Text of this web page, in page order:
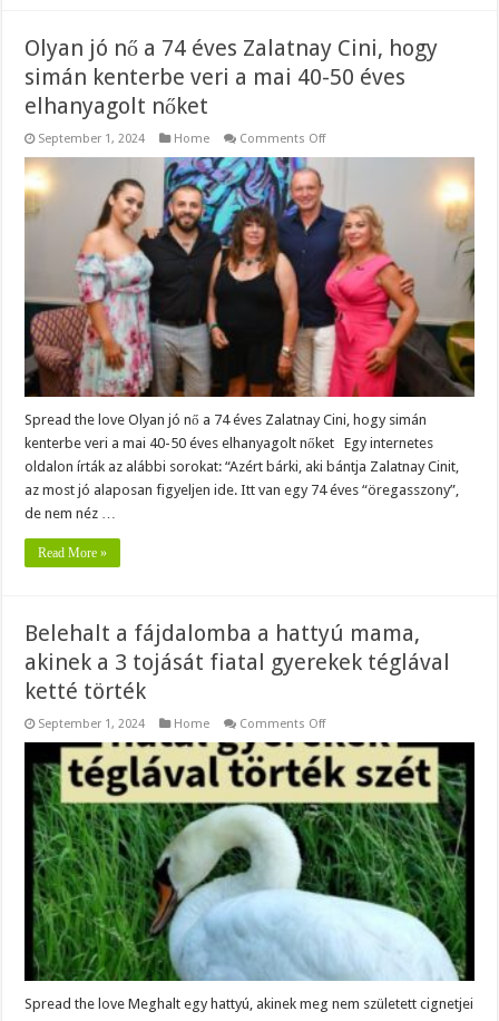
Olyan jó nő a 74 éves Zalatnay Cini, hogy
simán kenterbe veri a mai 40-50 éves
elhanyagolt nőket
September 1, 2024 Home Comments Offon
74
éves
Zalatnay
Cini,
hogy
simán
kenterbe
veri
a
mai
40-
50
éves
elhanyagolt
nőket
Spread the love Olyan jó nő a 74 éves Zalatnay Cini, hogy simán
kenterbe veri a mai 40-50 éves elhanyagolt nőket Egy internetes
oldalon írták az alábbi sorokat: “Azért bárki, aki bántja Zalatnay Cinit,
az most jó alaposan figyeljen ide. Itt van egy 74 éves “öregasszony”,
de nem néz …
Read More »
Belehalt a fájdalomba a hattyú mama,
akinek a 3 tojását fiatal gyerekek téglával
ketté törték
September 1, 2024 Home Comments Offon
a
fájdalomba
a
mama,
akinek
a
3
tojását
fiatal
gyerekek
Spread the love Meghalt egy hattyú, akinek meg nem született cignetjei